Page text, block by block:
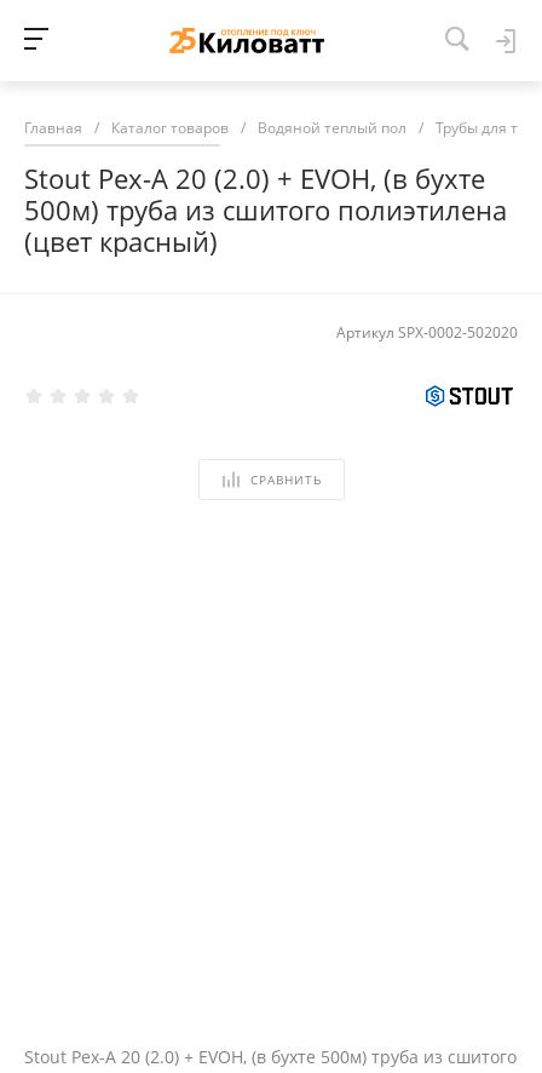
Главная / Каталог товаров / Водяной теплый пол / Трубы для
Stout Pex-A 20 (2.0) + EVOH, (в бухте
500м) труба из сшитого полиэтилена
(цвет красный)
Артикул SPX-0002-502020
СРАВНИТЬ
Stout Pex-A 20 (2.0) + EVOH, (в бухте 500м) труба из сшитого